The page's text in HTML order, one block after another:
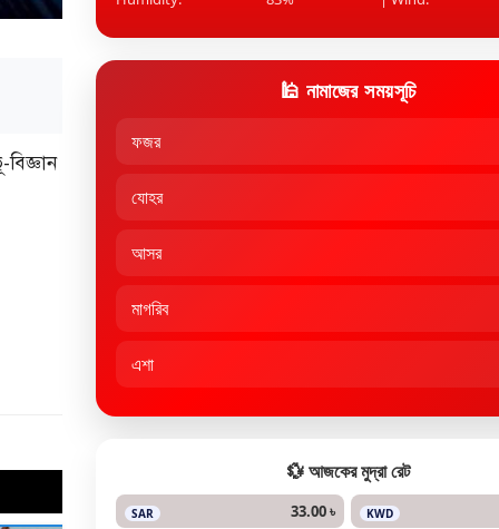
🕌 নামাজের সময়সূচি
ফজর
যোহর
আসর
মাগরিব
এশা
💱 আজকের মুদ্রা রেট
SAR 33.00 ৳ KWD